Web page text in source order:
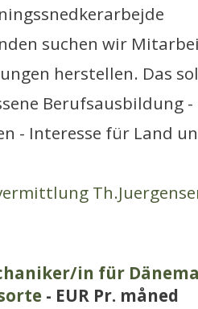
suchen wir
herstellen. Das
Berufsausbildung
- Interesse für Land
in für
- EUR Pr. måned